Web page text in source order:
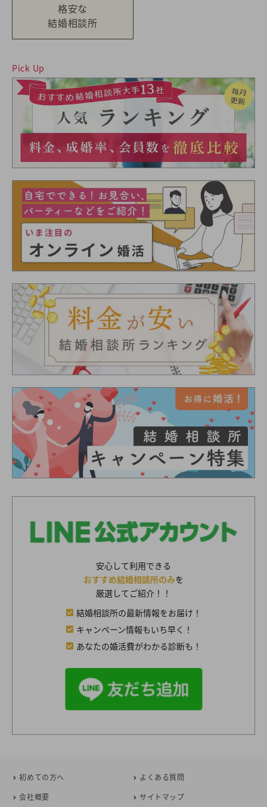
格安な
結婚相談所
Pick Up
安心して利用できる
おすすめ結婚相談所のみを
厳選してご紹介！！
結婚相談所の最新情報をお届け！
キャンペーン情報もいち早く！
あなたの婚活費がわかる診断も！
初めての方へ
よくある質問
会社概要
サイトマップ